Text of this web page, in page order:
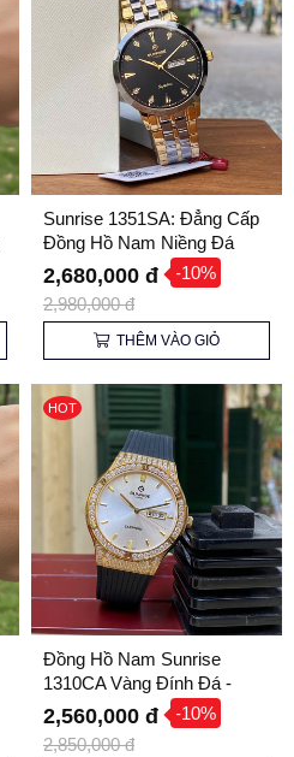
Sunrise 1351SA: Đẳng Cấp
Đồng Hồ Nam Niềng Đá
Ceramic – Bền Bỉ & Thời
Thượng
2,680,000 đ -10%
2,980,000 đ
THÊM VÀO GIỎ
HOT
Đồng Hồ Nam Sunrise
1310CA Vàng Đính Đá -
Kính Sapphire, Dây Cao Su
Cao Cấp
2,560,000 đ -10%
2,850,000 đ